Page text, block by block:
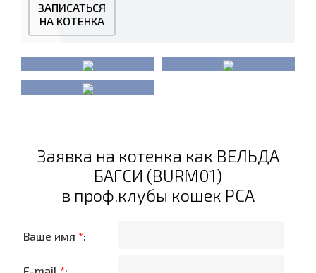
ЗАПИСАТЬСЯ
НА КОТЕНКА
Заявка на котенка как ВЕЛЬДА
БАГСИ (BURM01)
в проф.клубы кошек PCA
Ваше имя *: